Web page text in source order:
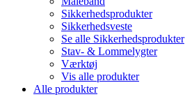
Sikkerhedsprodukter
Sikkerhedsveste
Se alle Sikkerhedsprodukter
Stav- & Lommelygter
Værktøj
Vis alle produkter
Alle produkter